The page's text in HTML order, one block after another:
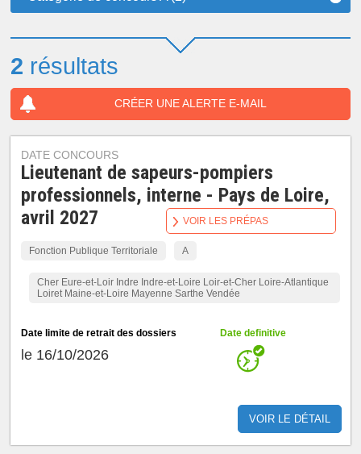
2 résultats
CRÉER UNE ALERTE E-MAIL
DATE CONCOURS
Lieutenant de sapeurs-pompiers
professionnels, interne - Pays de Loire,
avril 2027
Fonction Publique Territoriale A
Cher Eure-et-Loir Indre Indre-et-Loire Loir-et-Cher Loire-Atlantique
Loiret Maine-et-Loire Mayenne Sarthe Vendée
Date limite de retrait des dossiers
le 16/10/2026
Date definitive
VOIR LE DÉTAIL
VOIR LES PRÉPAS